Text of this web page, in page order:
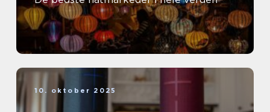
10. oktober 2025